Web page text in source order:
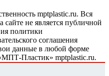
mptplastic.ru. Вся
не является публичной
политики
соглашения
данные в любой форме
Пластик» mptplastic.ru.